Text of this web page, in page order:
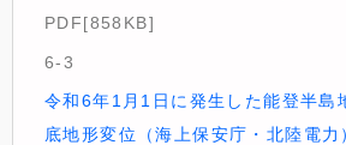
PDF[858KB]
6-3
令和6年1月1日に発生した能登半島
底地形変位（海上保安庁・北陸電力